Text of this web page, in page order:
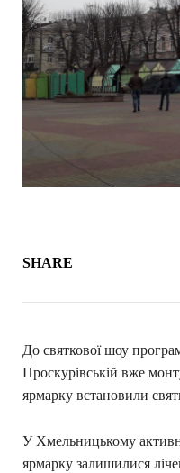
SHARE
До святкової шоу
Проскурівській вже
ярмарку встановили
У Хмельницькому
ярмарку залишилися